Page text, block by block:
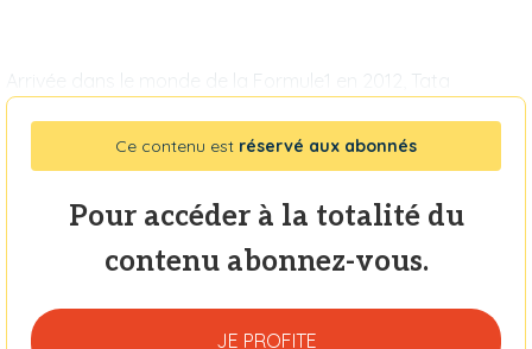
Arrivée dans le monde de la Formule1 en 2012, Tata
Ce contenu est réservé aux abonnés
Pour accéder à la totalité du
contenu abonnez-vous.
JE PROFITE